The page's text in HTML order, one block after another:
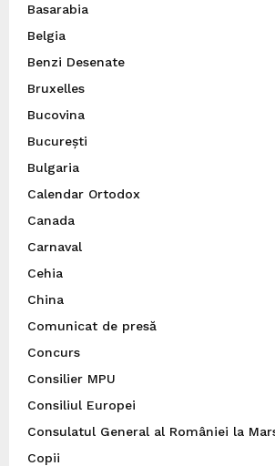
Basarabia
Belgia
Benzi Desenate
Bruxelles
Bucovina
București
Bulgaria
Calendar Ortodox
Canada
Carnaval
Cehia
China
Comunicat de presă
Concurs
Consilier MPU
Consiliul Europei
Consulatul General al României la
Copii